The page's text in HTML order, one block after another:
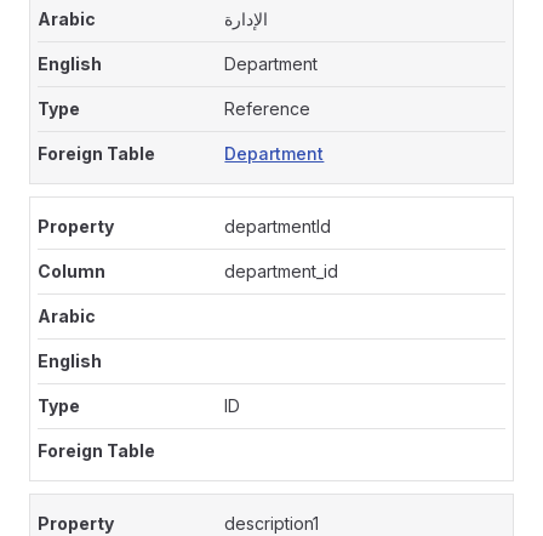
الإدارة
Department
Reference
Department
departmentId
department_id
ID
description1